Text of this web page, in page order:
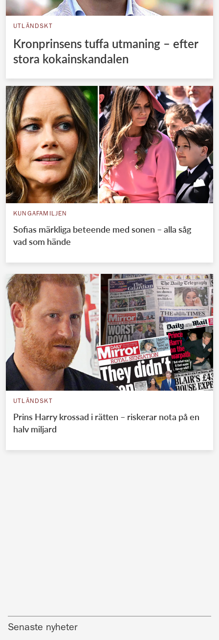
UTLÄNDSKT
Kronprinsens tuffa utmaning – efter
stora kokainskandalen
KUNGAFAMILJEN
Sofias märkliga beteende med sonen – alla såg
vad som hände
UTLÄNDSKT
Prins Harry krossad i rätten – riskerar nota på en
halv miljard
Senaste nyheter